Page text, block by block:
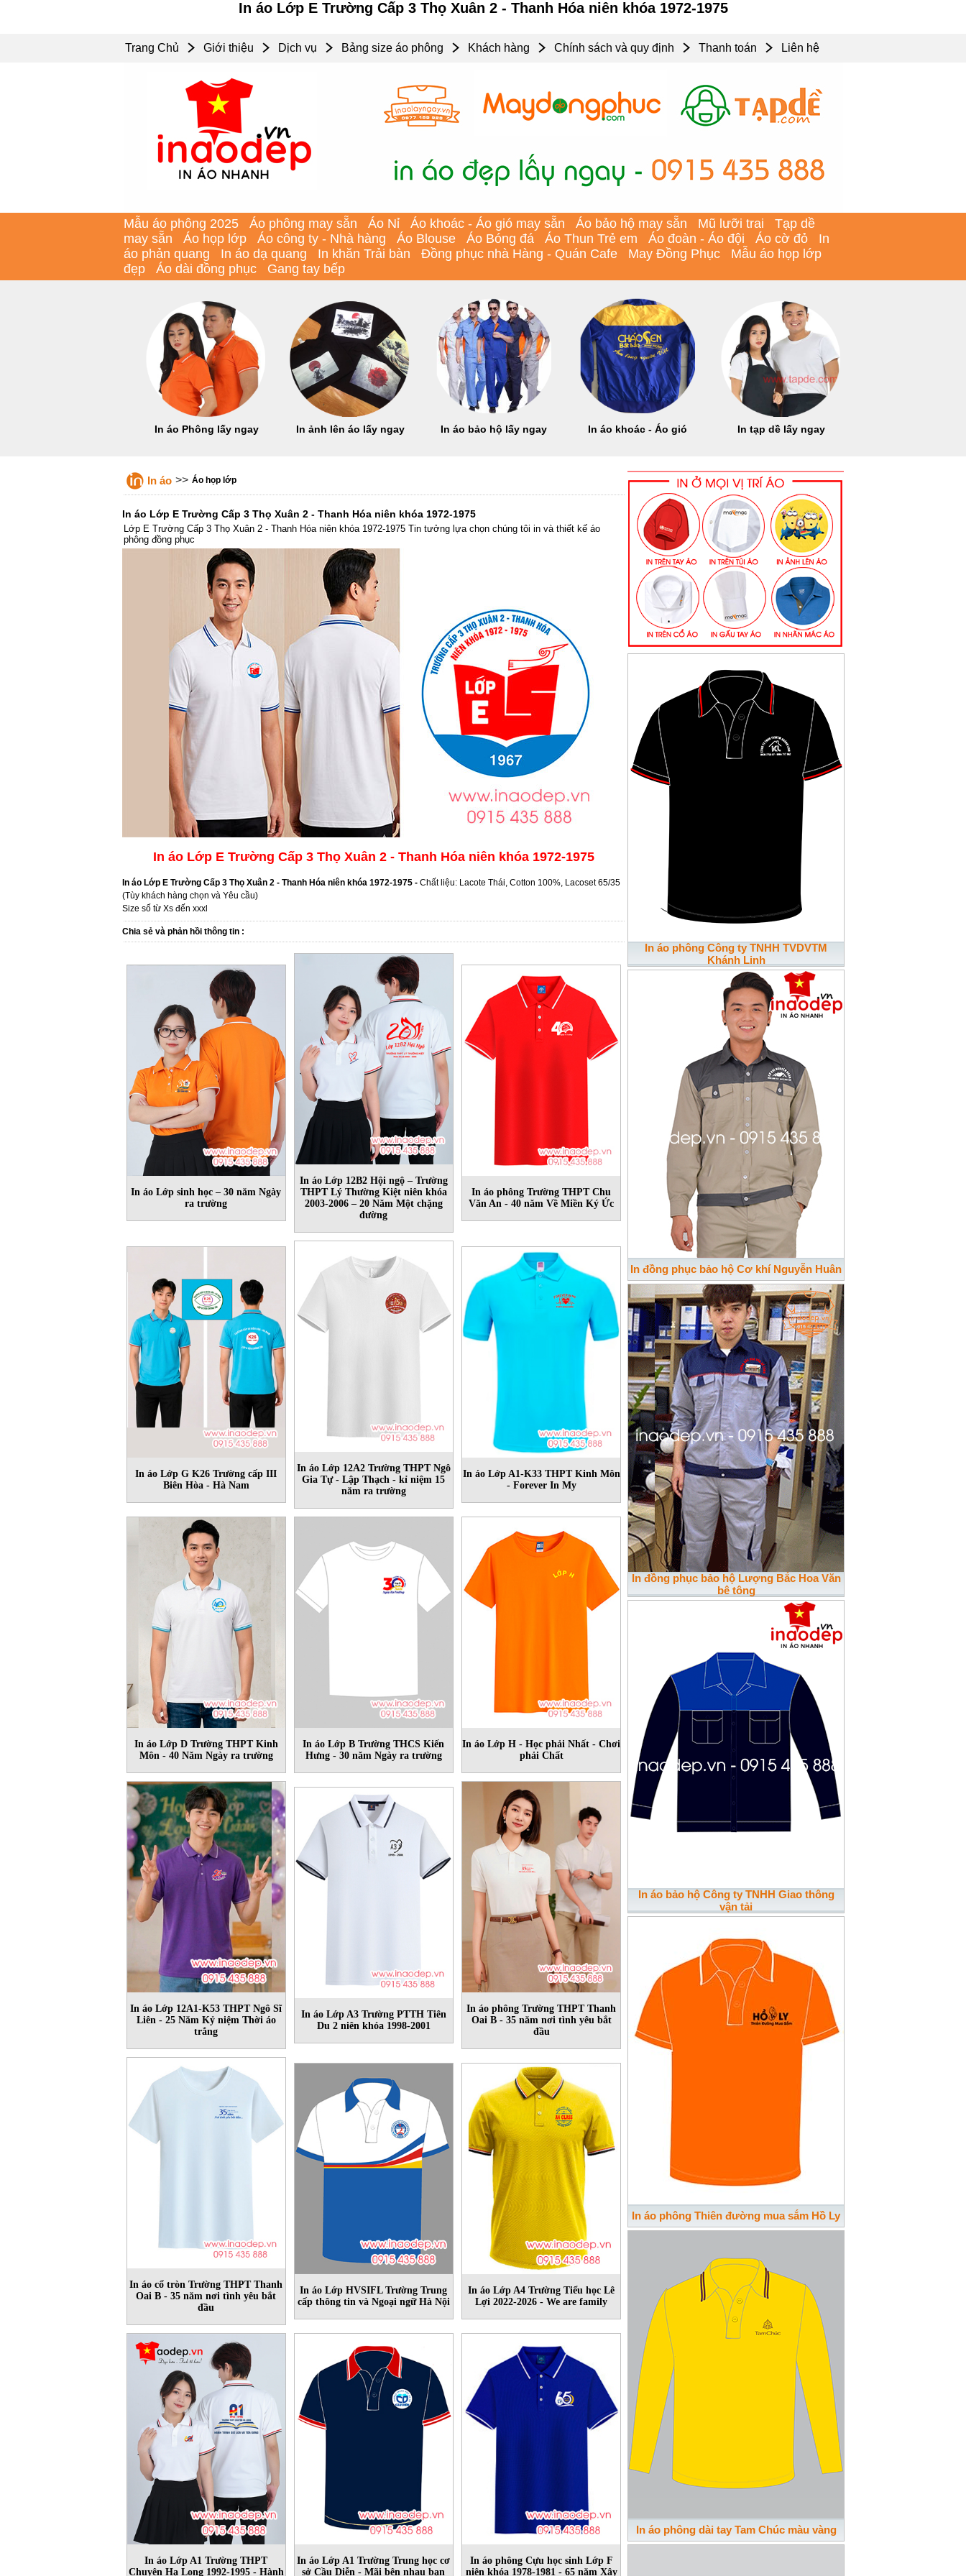
In áo Lớp E Trường Cấp 3 Thọ Xuân 2 - Thanh Hóa niên khóa 1972-1975
Trang Chủ Giới thiệu Dịch vụ Bảng size áo phông Khách hàng Chính sách và quy định Thanh toán Liên hệ
Mẫu áo phông 2025 Áo phông may sẵn Áo Nỉ Áo khoác - Áo gió may sẵn Áo bảo hộ may sẵn Mũ lưỡi trai
Tạp dề
may sẵn
Áo họp lớp Áo công ty - Nhà hàng Áo Blouse Áo Bóng đá Áo Thun Trẻ em Áo đoàn - Áo đội Áo cờ đỏ
In
áo phản quang
In áo dạ quang In khăn Trải bàn Đồng phục nhà Hàng - Quán Cafe May Đồng Phục
Mẫu áo họp lớp
đẹp
Áo dài đồng phục Gang tay bếp
In áo Phông lấy ngay In ảnh lên áo lấy ngay In áo bảo hộ lấy ngay In áo khoác - Áo gió In tạp dề lấy ngay
In áo >> Áo họp lớp
In áo Lớp E Trường Cấp 3 Thọ Xuân 2 - Thanh Hóa niên khóa 1972-1975
Lớp E Trường Cấp 3 Thọ Xuân 2 - Thanh Hóa niên khóa 1972-1975 Tin tưởng lựa chọn chúng tôi in và thiết kế áo
phông đồng phục
In áo Lớp E Trường Cấp 3 Thọ Xuân 2 - Thanh Hóa niên khóa 1972-1975
In áo Lớp E Trường Cấp 3 Thọ Xuân 2 - Thanh Hóa niên khóa 1972-1975 - Chất liệu: Lacote Thái, Cotton 100%, Lacoset 65/35
(Tùy khách hàng chọn và Yêu cầu)
Size số từ Xs đến xxxl
Chia sẻ và phản hồi thông tin :
In áo Lớp sinh học – 30 năm Ngày
ra trường
In áo Lớp 12B2 Hội ngộ – Trường
THPT Lý Thường Kiệt niên khóa
2003-2006 – 20 Năm Một chặng
đường
In áo phông Trường THPT Chu
Văn An - 40 năm Về Miền Ký Ức
In áo Lớp G K26 Trường cấp III
Biên Hòa - Hà Nam
In áo Lớp 12A2 Trường THPT Ngô
Gia Tự - Lập Thạch - kỉ niệm 15
năm ra trường
In áo Lớp A1-K33 THPT Kinh Môn
- Forever In My
In áo Lớp D Trường THPT Kinh
Môn - 40 Năm Ngày ra trường
In áo Lớp B Trường THCS Kiến
Hưng - 30 năm Ngày ra trường
In áo Lớp H - Học phải Nhất - Chơi
phải Chất
In áo Lớp 12A1-K53 THPT Ngô Sĩ
Liên - 25 Năm Kỷ niệm Thời áo
trắng
In áo Lớp A3 Trường PTTH Tiên
Du 2 niên khóa 1998-2001
In áo phông Trường THPT Thanh
Oai B - 35 năm nơi tình yêu bắt
đầu
In áo cổ tròn Trường THPT Thanh
Oai B - 35 năm nơi tình yêu bắt
đầu
In áo Lớp HVSIFL Trường Trung
cấp thông tin và Ngoại ngữ Hà Nội
In áo Lớp A4 Trường Tiểu học Lê
Lợi 2022-2026 - We are family
In áo Lớp A1 Trường THPT
Chuyên Hạ Long 1992-1995 - Hành
In áo Lớp A1 Trường Trung học cơ
sở Cầu Diễn - Mãi bên nhau bạn
In áo phông Cựu học sinh Lớp F
niên khóa 1978-1981 - 65 năm Xây
In áo phông Công ty TNHH TVDVTM
Khánh Linh
In đồng phục bảo hộ Cơ khí Nguyễn Huân
In đồng phục bảo hộ Lượng Bắc Hoa Văn
bê tông
In áo bảo hộ Công ty TNHH Giao thông
vận tải
In áo phông Thiên đường mua sắm Hồ Ly
In áo phông dài tay Tam Chúc màu vàng